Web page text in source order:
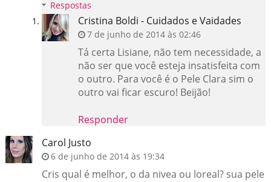
Respostas
Cristina Boldi - Cuidados e Vaidades
7 de junho de 2014 às 02:46
Tá certa Lisiane, não tem necessidade, a
não ser que você esteja insatisfeita com
o outro. Para você é o Pele Clara sim o
outro vai ficar escuro! Beijão!
Responder
Carol Justo
6 de junho de 2014 às 19:34
Cris qual é melhor, o da nivea ou loreal? sua pele